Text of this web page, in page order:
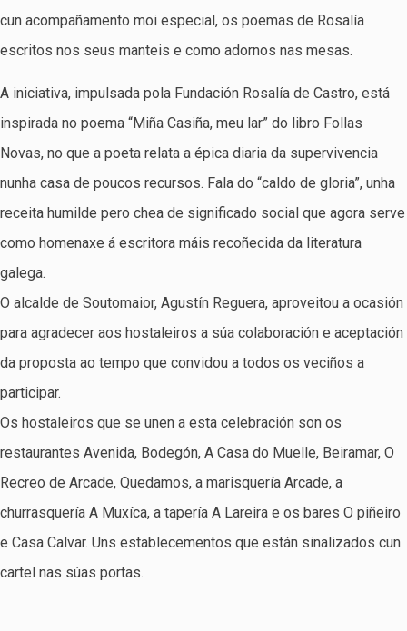
cun acompañamento moi especial, os poemas de Rosalía
escritos nos seus manteis e como adornos nas mesas.
A iniciativa, impulsada pola Fundación Rosalía de Castro, está
inspirada no poema “Miña Casiña, meu lar” do libro Follas
Novas, no que a poeta relata a épica diaria da supervivencia
nunha casa de poucos recursos. Fala do “caldo de gloria”, unha
receita humilde pero chea de significado social que agora serve
como homenaxe á escritora máis recoñecida da literatura
galega.
O alcalde de Soutomaior, Agustín Reguera, aproveitou a ocasión
para agradecer aos hostaleiros a súa colaboración e aceptación
da proposta ao tempo que convidou a todos os veciños a
participar.
Os hostaleiros que se unen a esta celebración son os
restaurantes Avenida, Bodegón, A Casa do Muelle, Beiramar, O
Recreo de Arcade, Quedamos, a marisquería Arcade, a
churrasquería A Muxíca, a tapería A Lareira e os bares O piñeiro
e Casa Calvar. Uns establecementos que están sinalizados cun
cartel nas súas portas.